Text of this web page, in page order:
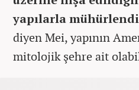
yapılarla
diyen Mei, yapının
mitolojik şehre ait